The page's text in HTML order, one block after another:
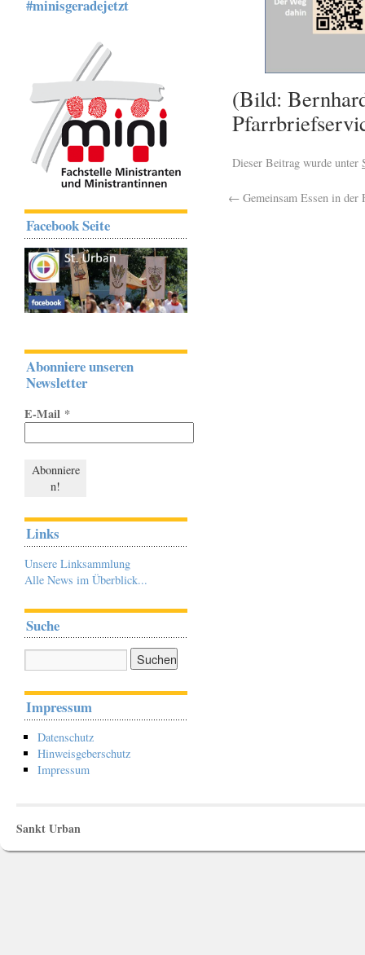
(Bild:
Dieser Beitrag wurde unter
← Gemeinsam Essen in der
#minisgeradejetzt
Facebook Seite
Abonniere unseren
Newsletter
E-Mail *
Links
Unsere Linksammlung
Alle News im Überblick...
Suche
Impressum
Datenschutz
Hinweisgeberschutz
Impressum
Sankt Urban